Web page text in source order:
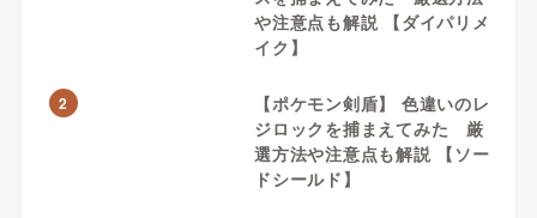
や注意点も解説 【ダイパリメ
イク】
2
【ポケモン剣盾】 色違いのレ
ジロックを捕まえてみた 厳
選方法や注意点も解説 【ソー
ドシールド】